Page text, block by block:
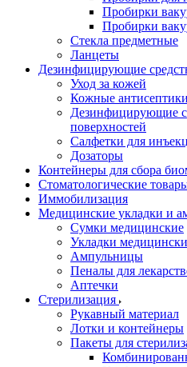
Пробирки
Пробирки
Стекла предметные
Ланцеты
Дезинфицирующие
Уход за кожей
Кожные антисептики
Дезинфицирующие
поверхностей
Салфетки для
Дозаторы
Контейнеры для сбора
Стоматологические
Иммобилизация
Медицинские укладки и
Сумки медицинские
Укладки
Ампульницы
Пеналы для
Аптечки
Стерилизация
Рукавный материал
Лотки и контейнеры
Пакеты для